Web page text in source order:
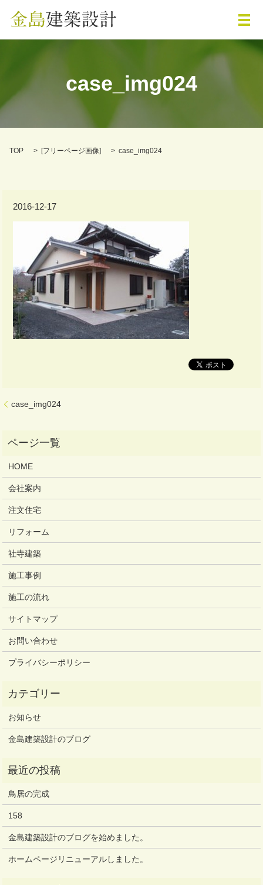
メ
case_img024
TOP [フリーページ画像] case_img024
2016-12-17
case_img024
HOME
会社案内
注文住宅
リフォーム
社寺建築
施工事例
施工の流れ
サイトマップ
お問い合わせ
プライバシーポリシー
お知らせ
金島建築設計のブログ
鳥居の完成
158
金島建築設計のブログを始めました。
ホームページリニューアルしました。